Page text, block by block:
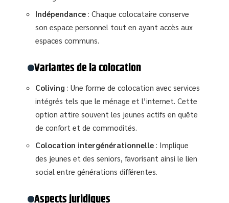
Indépendance : Chaque colocataire conserve
son espace personnel tout en ayant accès aux
espaces communs.
Variantes de la colocation
Coliving : Une forme de colocation avec services
intégrés tels que le ménage et l’internet. Cette
option attire souvent les jeunes actifs en quête
de confort et de commodités.
Colocation intergénérationnelle : Implique
des jeunes et des seniors, favorisant ainsi le lien
social entre générations différentes.
Aspects juridiques